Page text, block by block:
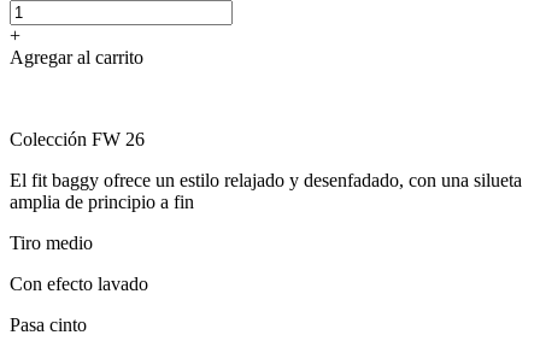
+
Agregar al carrito
Colección FW 26
El fit baggy ofrece un estilo relajado y desenfadado, con una silueta
amplia de principio a fin
Tiro medio
Con efecto lavado
Pasa cinto